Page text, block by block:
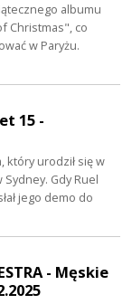
albumu
Christmas", co
w Paryżu.
15 -
który urodził się w
Sydney. Gdy Ruel
jego demo do
- Męskie